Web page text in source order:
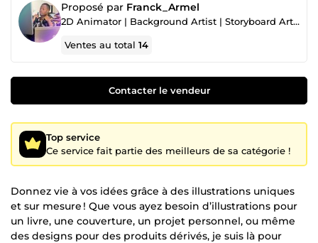
Proposé par Franck_Armel
2D Animator | Background Artist | Storyboard Artist | Comic artist
Ventes au total14
Contacter le vendeur
Top service
Ce service fait partie des meilleurs de sa catégorie !
Donnez vie à vos idées grâce à des illustrations uniques
et sur mesure ! Que vous ayez besoin d’illustrations pour
un livre, une couverture, un projet personnel, ou même
des designs pour des produits dérivés, je suis là pour